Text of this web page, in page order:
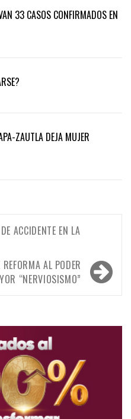
33 CASOS CONFIRMADOS EN
ZAUTLA DEJA MUJER
ACCIDENTE EN LA
AL PODER
“NERVIOSISMO”